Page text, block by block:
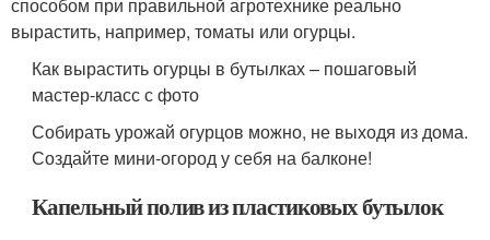
вырастить, например, томаты или огурцы.
Как вырастить огурцы в бутылках – пошаговый
мастер-класс с фото
Собирать урожай огурцов можно, не выходя из дома.
Создайте мини-огород у себя на балконе!
Капельный полив из пластиковых бутылок